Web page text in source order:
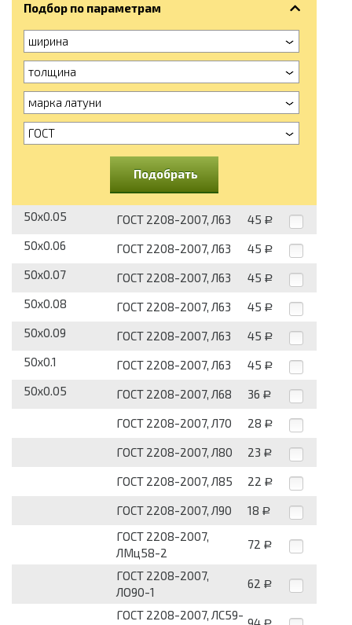
Подбор по параметрам
ширина
толщина
марка латуни
ГОСТ
Подобрать
50x0.05 ГОСТ 2208-2007, Л63 45 Р
50x0.06 ГОСТ 2208-2007, Л63 45 Р
50x0.07 ГОСТ 2208-2007, Л63 45 Р
50x0.08 ГОСТ 2208-2007, Л63 45 Р
50x0.09 ГОСТ 2208-2007, Л63 45 Р
50x0.1 ГОСТ 2208-2007, Л63 45 Р
50x0.05 ГОСТ 2208-2007, Л68 36 Р
ГОСТ 2208-2007, Л70 28 Р
ГОСТ 2208-2007, Л80 23 Р
ГОСТ 2208-2007, Л85 22 Р
ГОСТ 2208-2007, Л90 18 Р
ГОСТ 2208-2007,
ЛМц58-2
72 Р
ГОСТ 2208-2007,
ЛО90-1
62 Р
ГОСТ 2208-2007, ЛС59-
Р